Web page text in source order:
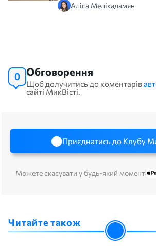
Аліса Мелікадамян
0 Обговорення
Щоб долучитись до коментарів
сайті МикВісті.
Приєднатись до Клубу
Можете скасувати у будь-який момент
Читайте також